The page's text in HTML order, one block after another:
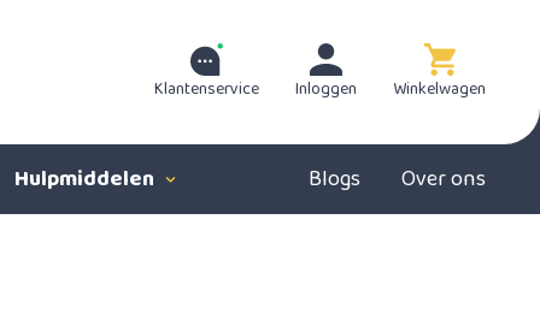
Klantenservice Inloggen Winkelwagen
Hulpmiddelen Blogs Over ons